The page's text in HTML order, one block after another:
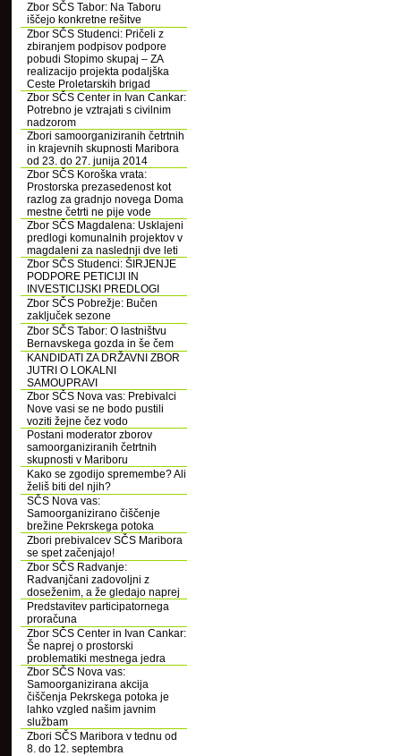
Zbor SČS Tabor: Na Taboru
iščejo konkretne rešitve
Zbor SČS Studenci: Pričeli z
zbiranjem podpisov podpore
pobudi Stopimo skupaj – ZA
realizacijo projekta podaljška
Ceste Proletarskih brigad
Zbor SČS Center in Ivan Cankar:
Potrebno je vztrajati s civilnim
nadzorom
Zbori samoorganiziranih četrtnih
in krajevnih skupnosti Maribora
od 23. do 27. junija 2014
Zbor SČS Koroška vrata:
Prostorska prezasedenost kot
razlog za gradnjo novega Doma
mestne četrti ne pije vode
Zbor SČS Magdalena: Usklajeni
predlogi komunalnih projektov v
magdaleni za naslednji dve leti
Zbor SČS Studenci: ŠIRJENJE
PODPORE PETICIJI IN
INVESTICIJSKI PREDLOGI
Zbor SČS Pobrežje: Bučen
zaključek sezone
Zbor SČS Tabor: O lastništvu
Bernavskega gozda in še čem
KANDIDATI ZA DRŽAVNI ZBOR
JUTRI O LOKALNI
SAMOUPRAVI
Zbor SČS Nova vas: Prebivalci
Nove vasi se ne bodo pustili
voziti žejne čez vodo
Postani moderator zborov
samoorganiziranih četrtnih
skupnosti v Mariboru
Kako se zgodijo spremembe? Ali
želiš biti del njih?
SČS Nova vas:
Samoorganizirano čiščenje
brežine Pekrskega potoka
Zbori prebivalcev SČS Maribora
se spet začenjajo!
Zbor SČS Radvanje:
Radvanjčani zadovoljni z
doseženim, a že gledajo naprej
Predstavitev participatornega
proračuna
Zbor SČS Center in Ivan Cankar:
Še naprej o prostorski
problematiki mestnega jedra
Zbor SČS Nova vas:
Samoorganizirana akcija
čiščenja Pekrskega potoka je
lahko vzgled našim javnim
službam
Zbori SČS Maribora v tednu od
8. do 12. septembra